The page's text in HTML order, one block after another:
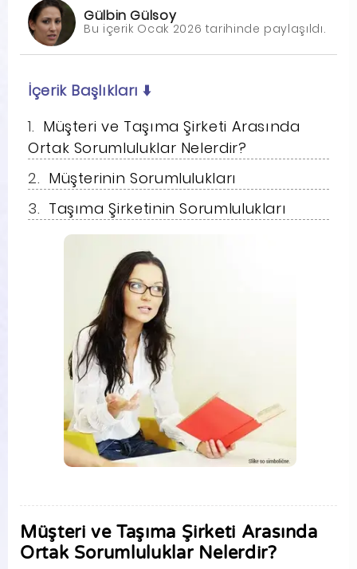
Gülbin Gülsoy
Bu içerik Ocak 2026 tarihinde paylaşıldı.
İçerik Başlıkları ⬇️
Müşteri ve Taşıma Şirketi Arasında
Ortak Sorumluluklar Nelerdir?
Müşterinin Sorumlulukları
Taşıma Şirketinin Sorumlulukları
Müşteri ve Taşıma Şirketi Arasında
Ortak Sorumluluklar Nelerdir?